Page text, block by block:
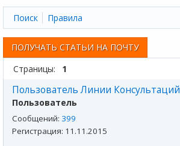
Поиск Правила
ПОЛУЧАТЬ СТАТЬИ НА ПОЧТУ
Страницы:
1
Пользователь Линии Консультаций
Пользователь
Сообщений: 399
Регистрация: 11.11.2015